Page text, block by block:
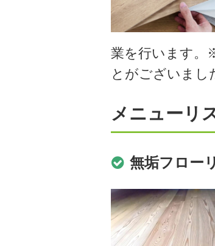
業を行います。
とがございまし
メニューリ
無垢フロー